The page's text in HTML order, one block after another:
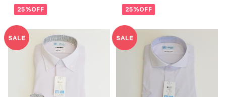
タンダウン ドビー 裏地切替
b-bd12 L.グレー
25%OFF
タンダウン ドビー 裏地切替
b-bd01 ホワイト
25%OFF